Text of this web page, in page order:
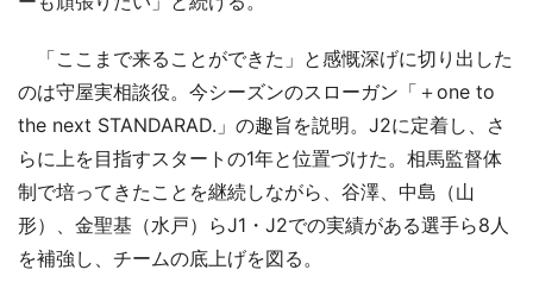
「ここまで来ることができた」と感慨深げに切り出した
のは守屋実相談役。今シーズンのスローガン「＋one to
the next STANDARAD.」の趣旨を説明。J2に定着し、さ
らに上を目指すスタートの1年と位置づけた。相馬監督体
制で培ってきたことを継続しながら、谷澤、中島（山
形）、金聖基（水戸）らJ1・J2での実績がある選手ら8人
を補強し、チームの底上げを図る。